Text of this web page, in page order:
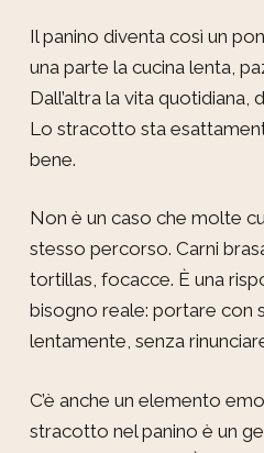
Il panino diventa così un
una parte la cucina lenta,
Dall’altra la vita quotidiana,
Lo stracotto sta
bene.
Non è un caso che molte
stesso percorso. Carni
tortillas, focacce. È una
bisogno reale: portare con
lentamente, senza
C’è anche un elemento
stracotto nel panino è un